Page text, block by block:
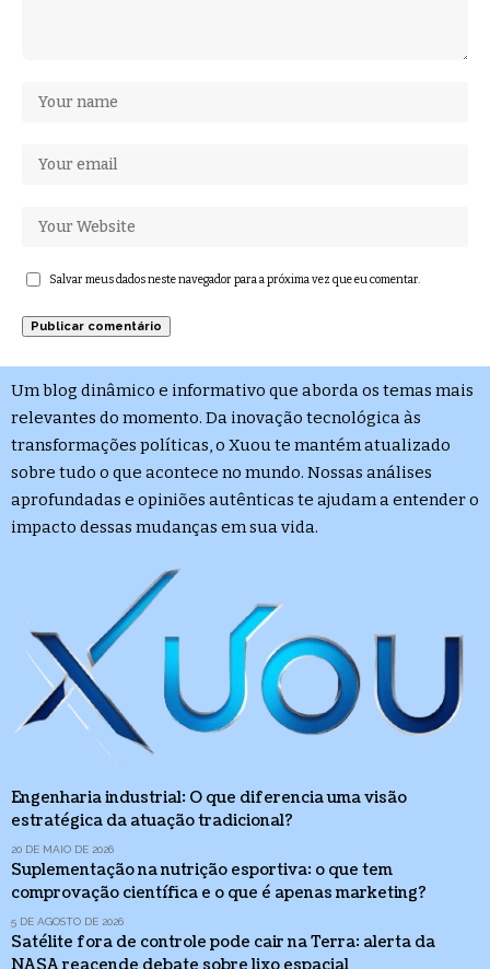
Salvar meus dados neste navegador para a próxima vez que eu comentar.
Um blog dinâmico e informativo que aborda os temas mais
relevantes do momento. Da inovação tecnológica às
transformações políticas, o Xuou te mantém atualizado
sobre tudo o que acontece no mundo. Nossas análises
aprofundadas e opiniões autênticas te ajudam a entender o
impacto dessas mudanças em sua vida.
Engenharia industrial: O que diferencia uma visão
estratégica da atuação tradicional?
20 DE MAIO DE 2026
Suplementação na nutrição esportiva: o que tem
comprovação científica e o que é apenas marketing?
5 DE AGOSTO DE 2026
Satélite fora de controle pode cair na Terra: alerta da